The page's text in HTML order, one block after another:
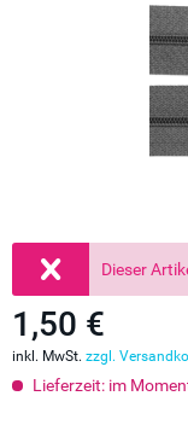
Dieser
1,50 €
inkl. MwSt. zzgl.
Lieferzeit: im